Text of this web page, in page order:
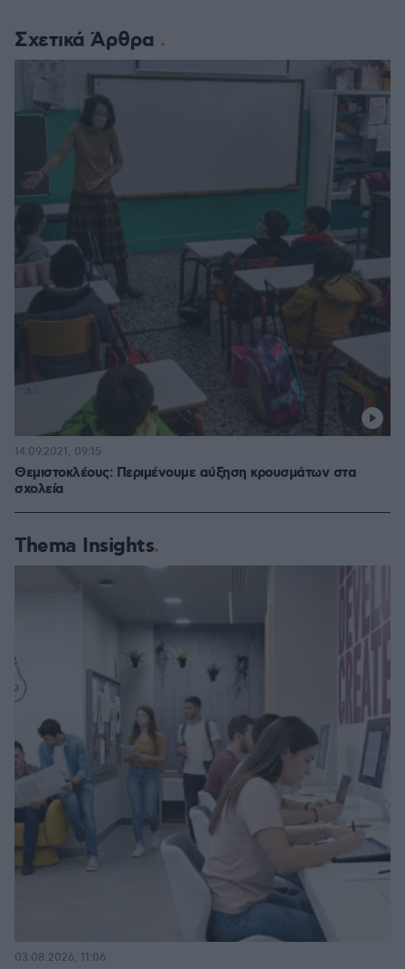
Σχετικά Άρθρα
Θεμιστοκλέους: Περιμένουμε αύξηση κρουσμάτων στα
σχολεία
14.09.2021, 09:15
Thema Insights
03.08.2026, 11:06